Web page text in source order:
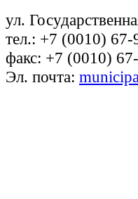
ул.
тел.: +7 (0010) 67-
факс: +7 (0010)
Эл. почта: